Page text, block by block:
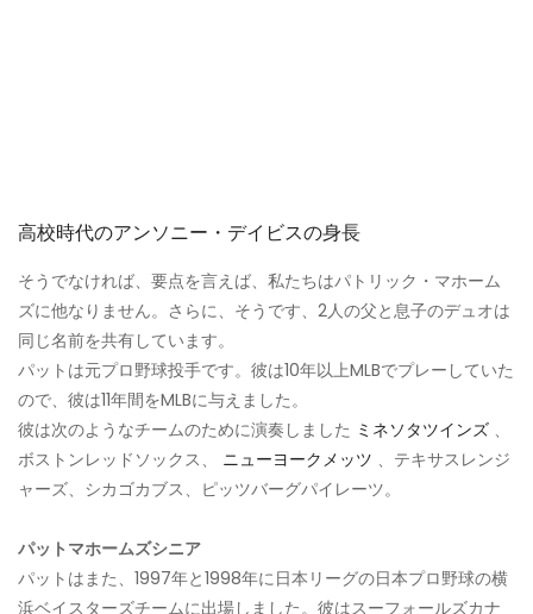
高校時代のアンソニー・デイビスの身長
そうでなければ、要点を言えば、私たちはパトリック・マホーム
ズに他なりません。さらに、そうです、2人の父と息子のデュオは
同じ名前を共有しています。
パットは元プロ野球投手です。彼は10年以上MLBでプレーしていた
ので、彼は11年間をMLBに与えました。
彼は次のようなチームのために演奏しました ミネソタツインズ 、
ボストンレッドソックス、 ニューヨークメッツ 、テキサスレンジ
ャーズ、シカゴカブス、ピッツバーグパイレーツ。
パットマホームズシニア
パットはまた、1997年と1998年に日本リーグの日本プロ野球の横
浜ベイスターズチームに出場しました。彼はスーフォールズカナ